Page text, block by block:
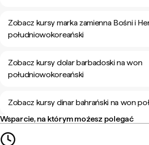
Zobacz kursy marka zamienna Bośni i
południowokoreański
Zobacz kursy dolar barbadoski na won
południowokoreański
Zobacz kursy dinar bahrański na won
Wsparcie, na którym możesz polegać